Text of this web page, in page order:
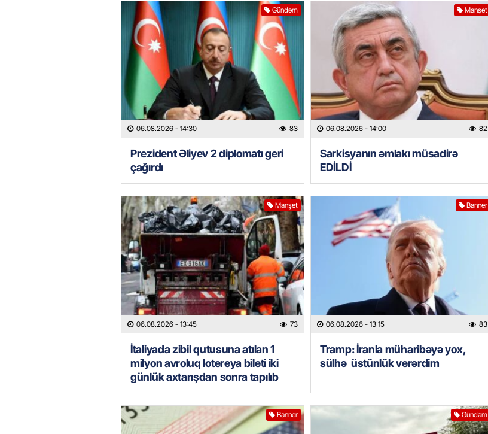
Gündəm
06.08.2026 - 14:30 83
Prezident Əliyev 2 diplomatı geri
çağırdı
Manşet
06.08.2026 - 14:00 82
Sarkisyanın əmlakı müsadirə
EDİLDİ
Manşet
06.08.2026 - 13:45 73
İtaliyada zibil qutusuna atılan 1
milyon avroluq lotereya bileti iki
günlük axtarışdan sonra tapılıb
Banner
06.08.2026 - 13:15 83
Tramp: İranla müharibəyə yox,
sülhə üstünlük verərdim
Banner Gündəm